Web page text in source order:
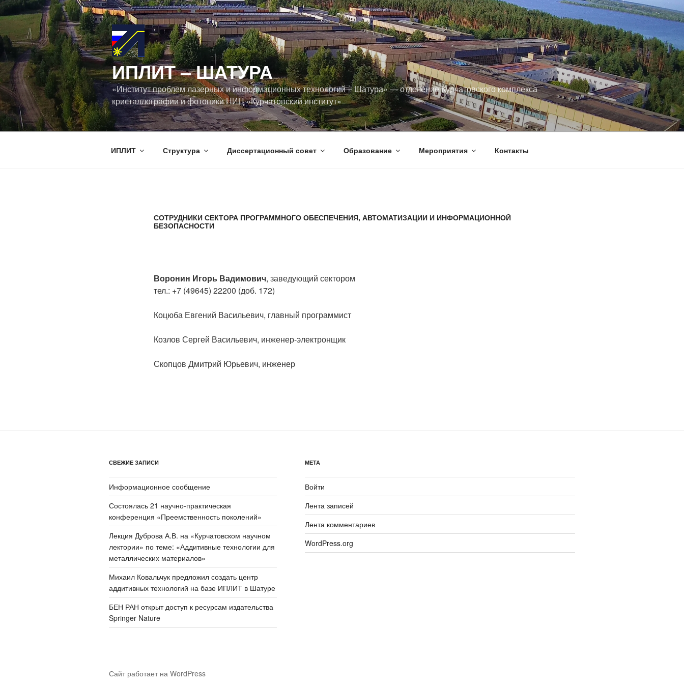
Перейти
к
содержимому
ИПЛИТ ‒ ШАТУРА
«Институт проблем лазерных и информационных технологий ‒ Шатура» — отделение Курчатовского комплекса
кристаллографии и фотоники НИЦ «Курчатовский институт»
ИПЛИТ Структура Диссертационный совет Образование Мероприятия Контакты
СОТРУДНИКИ СЕКТОРА ПРОГРАММНОГО ОБЕСПЕЧЕНИЯ, АВТОМАТИЗАЦИИ И ИНФОРМАЦИОННОЙ
БЕЗОПАСНОСТИ
Воронин Игорь Вадимович, заведующий сектором
тел.: +7 (49645) 22200 (доб. 172)
Коцюба Евгений Васильевич, главный программист
Козлов Сергей Васильевич, инженер-электронщик
Скопцов Дмитрий Юрьевич, инженер
СВЕЖИЕ ЗАПИСИ
Информационное сообщение
Состоялась 21 научно-практическая
конференция «Преемственность поколений»
Лекция Дуброва А.В. на «Курчатовском научном
лектории» по теме: «Аддитивные технологии для
металлических материалов»
Михаил Ковальчук предложил создать центр
аддитивных технологий на базе ИПЛИТ в Шатуре
БЕН РАН открыт доступ к ресурсам издательства
Springer Nature
МЕТА
Войти
Лента записей
Лента комментариев
WordPress.org
Сайт работает на WordPress